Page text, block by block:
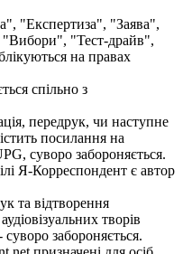
"Експертиза", "Заява",
"Тест-драйв",
на правах
спільно з
передрук, чи наступне
посилання на
суворо забороняється.
Я-Корреспондент є автор
та відтворення
творів
забороняється.